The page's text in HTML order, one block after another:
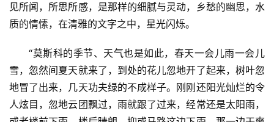
见所闻，所思所感，是那样的细腻与灵动，乡愁的幽思，水
质的情愫，在清雅的文字之中，星光闪烁。
“莫斯科的季节、天气也是如此，春天一会儿雨一会儿
雪，忽然间夏天就来了，到处的花儿忽地开了起来，树叶忽
地冒了出来，几天功夫绿的不成样子。刚刚还阳光灿烂的令
人炫目，忽地云团飘过，雨就跟了过来，经常还是太阳雨，